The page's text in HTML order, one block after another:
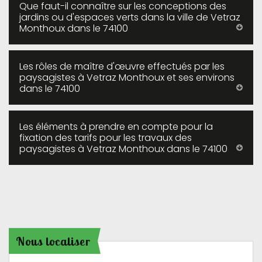
Que faut-il connaître sur les conceptions des
jardins ou d'espaces verts dans la ville de Vetraz
Monthoux dans le 74100
Les rôles de maître d'œuvre effectués par les
paysagistes à Vetraz Monthoux et ses environs
dans le 74100
Les éléments à prendre en compte pour la
fixation des tarifs pour les travaux des
paysagistes à Vetraz Monthoux dans le 74100
Nous localiser